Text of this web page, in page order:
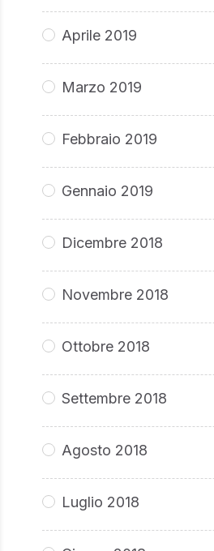
Aprile 2019
Marzo 2019
Febbraio 2019
Gennaio 2019
Dicembre 2018
Novembre 2018
Ottobre 2018
Settembre 2018
Agosto 2018
Luglio 2018